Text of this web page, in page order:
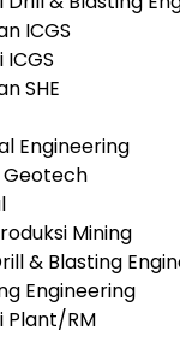
ICGS
SHE
Engineering
Geotech
Mining
& Blasting
Engineering
Plant/RM